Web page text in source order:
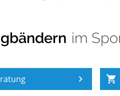
im